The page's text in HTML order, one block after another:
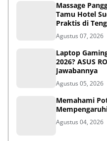
Massage
Tamu Hotel
Praktis di
Agustus 07, 2026
Laptop
2026? ASUS
Jawabannya
Agustus 05, 2026
Memahami
Agustus 04, 2026